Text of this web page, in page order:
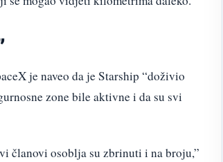
je naveo da je Starship “doživio
zone bile aktivne i da su svi
članovi osoblja su zbrinuti i na broju,”